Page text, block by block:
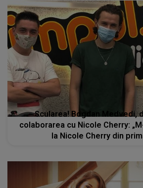
Scularea! Bogdan Medvedi,
colaborarea cu Nicole Cherry:
la Nicole Cherry din